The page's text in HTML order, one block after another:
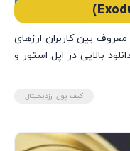
بین کاربران ارزهای
بالایی در اپل استور و
کیف پول ارزدیجیتال